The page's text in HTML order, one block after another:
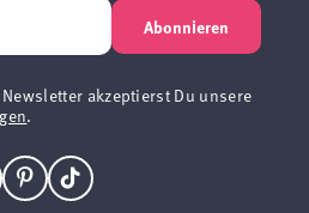
Abonnieren
akzeptierst Du unsere
.